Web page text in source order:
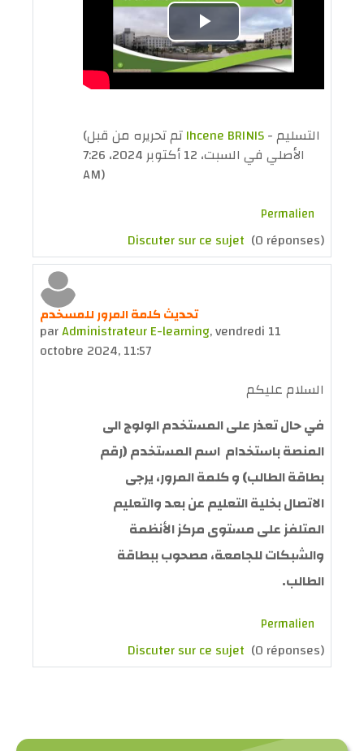
Lire
la
Ihcene BRINIS- التسليم
الأصلي في السبت، 12 أكتوبر 2024، 7:26
AM)
Permalien
Discuter sur ce sujet (0 réponses)
تحديث كلمة المرور للمسخدم
parAdministrateur E-learning,vendredi 11
octobre 2024, 11:57
السلام عليكم
في حال تعذر على المستخدم الولوج الى
المنصة باستخدام اسم المستخدم (رقم
بطاقة الطالب) و كلمة المرور، يرجى
الاتصال بخلية التعليم عن بعد والتعليم
المتلفز على مستوى مركز الأنظمة
والشبكات للجامعة، مصحوب ببطاقة
الطالب.
Permalien
Discuter sur ce sujet (0 réponses)